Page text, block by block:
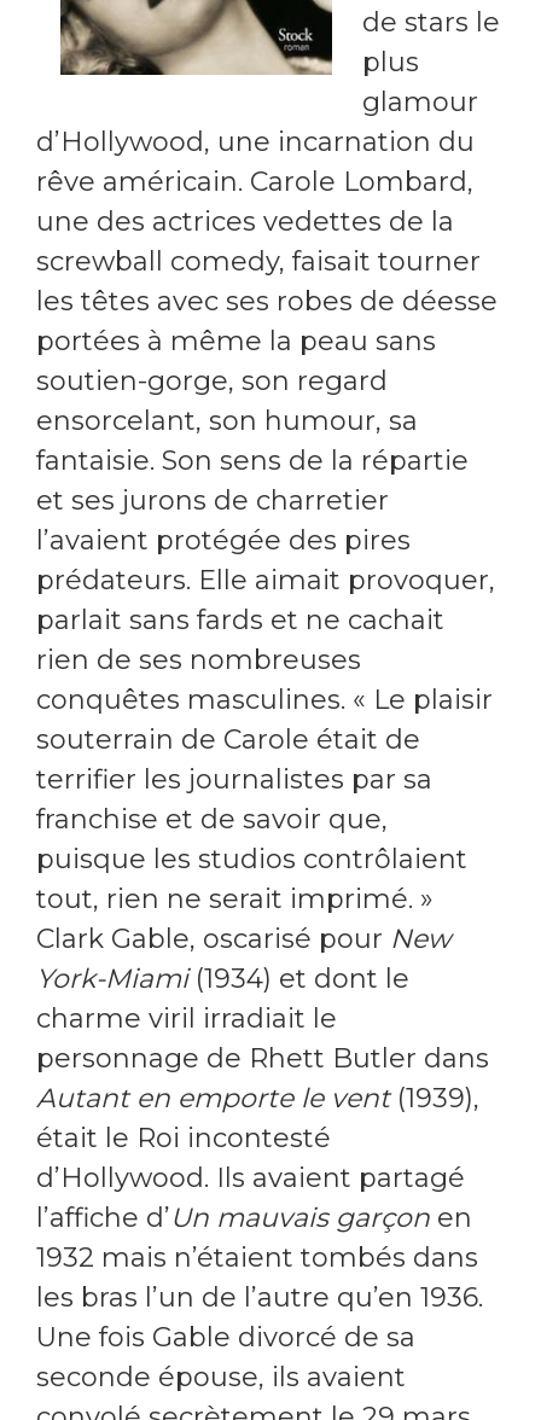
de stars le
plus
glamour
d’Hollywood, une incarnation du
rêve américain. Carole Lombard,
une des actrices vedettes de la
screwball comedy, faisait tourner
les têtes avec ses robes de déesse
portées à même la peau sans
soutien-gorge, son regard
ensorcelant, son humour, sa
fantaisie. Son sens de la répartie
et ses jurons de charretier
l’avaient protégée des pires
prédateurs. Elle aimait provoquer,
parlait sans fards et ne cachait
rien de ses nombreuses
conquêtes masculines. « Le plaisir
souterrain de Carole était de
terrifier les journalistes par sa
franchise et de savoir que,
puisque les studios contrôlaient
tout, rien ne serait imprimé. »
Clark Gable, oscarisé pour New
York-Miami(1934) et dont le
charme viril irradiait le
personnage de Rhett Butler dans
Autant en emporte le vent(1939),
était le Roi incontesté
d’Hollywood. Ils avaient partagé
l’affiche d’Un mauvais garçon en
1932 mais n’étaient tombés dans
les bras l’un de l’autre qu’en 1936.
Une fois Gable divorcé de sa
seconde épouse, ils avaient